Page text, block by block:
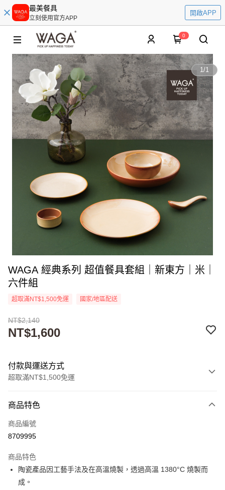
最美餐具
立刻使用官方APP
開啟APP
0
1/1
WAGA 經典系列 超值餐具套組｜新東方｜米｜
六件組
超取滿NT$1,500免運 國家/地區配送
NT$2,140
NT$1,600
付款與運送方式
超取滿NT$1,500免運
信用卡一次付款
超商取貨付款
街口支付
悠遊付
商品特色
商品編號
8709995
商品特色
陶瓷產品因工藝手法及在高溫燒製，透過高溫 1380°C 燒製而
成。